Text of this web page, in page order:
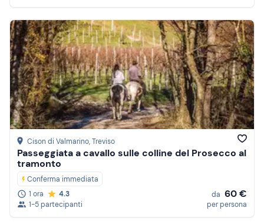
Cison di Valmarino, Treviso
Passeggiata a cavallo sulle colline del Prosecco al
tramonto
Conferma immediata
1 ora
4.3
1-5 partecipanti
da 60 €
per persona